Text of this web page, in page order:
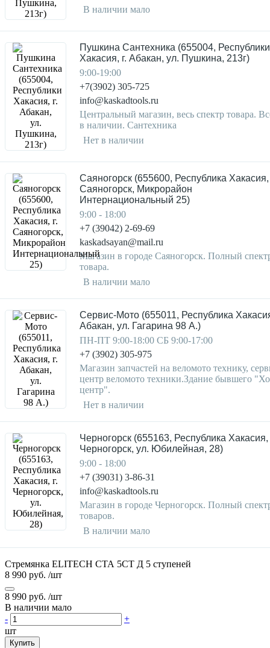
В наличии мало
Пушкина Сантехника (655004, Республики
Хакасия, г. Абакан, ул. Пушкина, 213г)
9:00-19:00
+7(3902) 305-725
info@kaskadtools.ru
Центральный магазин, весь спектр товара.
в наличии. Сантехника
Нет в наличии
Саяногорск (655600, Республика Хакасия,
Саяногорск, Микрорайон
Интернациональный 25)
9:00 - 18:00
+7 (39042) 2-69-69
kaskadsayan@mail.ru
Магазин в городе Саяногорск. Полный
товара.
В наличии мало
Сервис-Мото (655011, Республика
Абакан, ул. Гагарина 98 А.)
ПН-ПТ 9:00-18:00 СБ 9:00-17:00
+7 (3902) 305-975
Магазин запчастей на веломото технику,
центр веломото техники.Здание бывшего
центр".
Нет в наличии
Черногорск (655163, Республика Хакасия,
Черногорск, ул. Юбилейная, 28)
9:00 - 18:00
+7 (39031) 3-86-31
info@kaskadtools.ru
Магазин в городе Черногорск. Полный
товаров.
В наличии мало
Стремянка ELITECH СТА 5СТ Д 5 ступеней
8 990 руб. /шт
8 990 руб. /шт
В наличии мало
-
+
шт
Купить